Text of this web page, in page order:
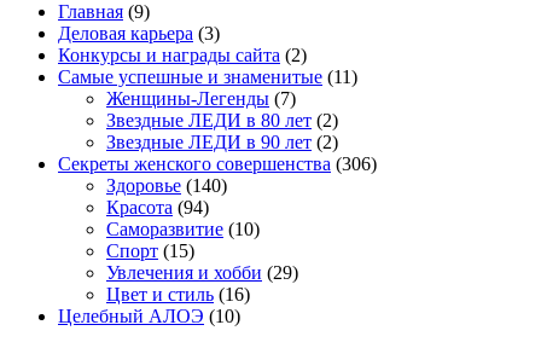
Главная (9)
Деловая карьера (3)
Конкурсы и награды сайта (2)
Самые успешные и знаменитые (11)
Женщины-Легенды (7)
Звездные ЛЕДИ в 80 лет (2)
Звездные ЛЕДИ в 90 лет (2)
Секреты женского совершенства (306)
Здоровье (140)
Красота (94)
Саморазвитие (10)
Спорт (15)
Увлечения и хобби (29)
Цвет и стиль (16)
Целебный АЛОЭ (10)